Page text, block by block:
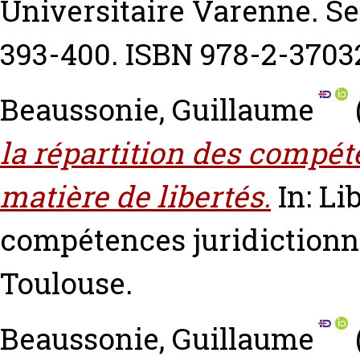
Universitaire Varenne.
393-400. ISBN 978-2-
Beaussonie, Guillaume
la répartition des
matière de libertés. In:
compétences
Toulouse.
Beaussonie, Guillaume